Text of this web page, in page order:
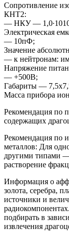
Сопротивление
КНТ2:
— НКУ —
Электрическая
— 10пФ;
Значение
— к нейтронам:
Напряжение
— +500В;
Габариты —
Масса прибора
Рекомендация по
содержащих
Рекомендация по
металлов: Для
другими типами
растворение
Информация о
золота, серебра,
источники и
подбирать в
извлечения